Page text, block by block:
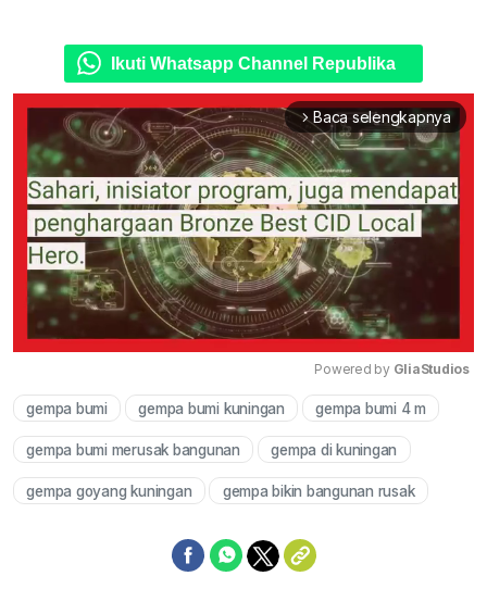
Ikuti Whatsapp Channel Republika
arrow_forward_ios Baca selengkapnya
Mute
Powered by GliaStudios
gempa bumi gempa bumi kuningan gempa bumi 4 m
gempa bumi merusak bangunan gempa di kuningan
gempa goyang kuningan gempa bikin bangunan rusak